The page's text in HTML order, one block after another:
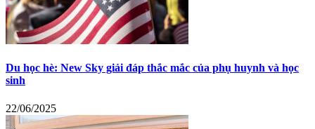
Du học hè: New Sky giải đáp thắc mắc của phụ huynh và học
sinh
22/06/2025